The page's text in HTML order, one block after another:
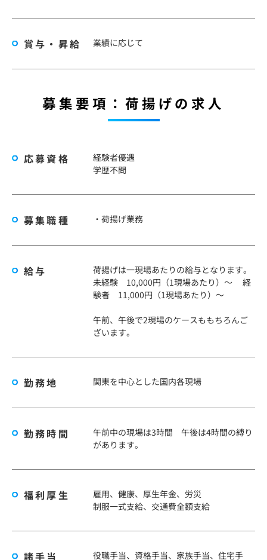
賞与・昇給 業績に応じて
募集要項：荷揚げの求人
応募資格
経験者優遇
学歴不問
募集職種 ・荷揚げ業務
給与
荷揚げは一現場あたりの給与となります。
未経験 10,000円（1現場あたり）～ 経
験者 11,000円（1現場あたり）～
午前、午後で2現場のケースももちろんご
ざいます。
勤務地 関東を中心とした国内各現場
勤務時間
午前中の現場は3時間 午後は4時間の縛り
があります。
福利厚生
雇用、健康、厚生年金、労災
制服一式支給、交通費全額支給
諸手当 役職手当、資格手当、家族手当、住宅手